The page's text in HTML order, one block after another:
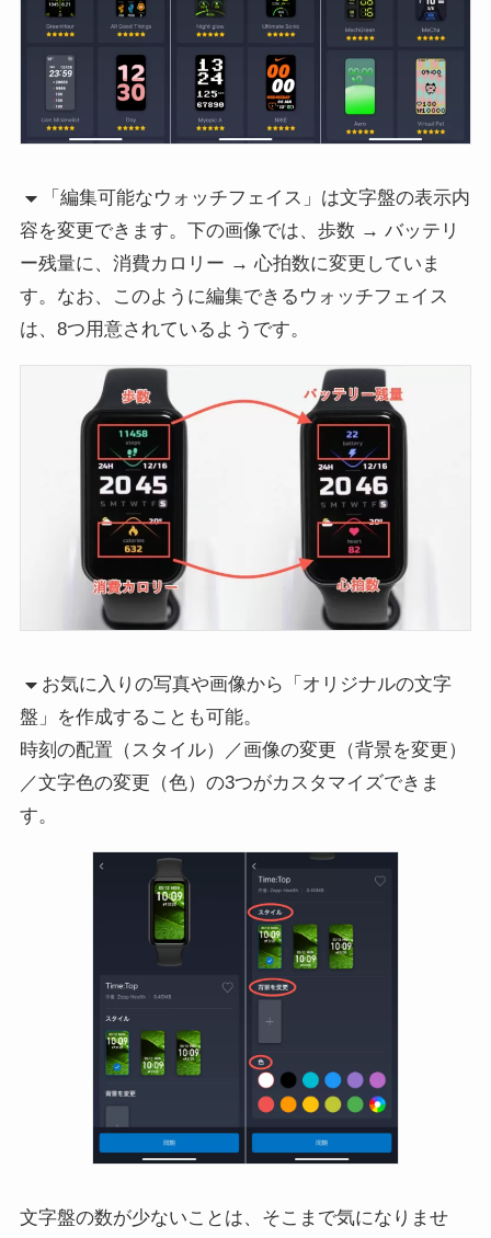
「編集可能なウォッチフェイス」は文字盤の表示内
容を変更できます。下の画像では、歩数 → バッテリ
ー残量に、消費カロリー → 心拍数に変更していま
す。なお、このように編集できるウォッチフェイス
は、8つ用意されているようです。
お気に入りの写真や画像から「オリジナルの文字
盤」を作成することも可能。
時刻の配置（スタイル）／画像の変更（背景を変更）
／文字色の変更（色）の3つがカスタマイズできま
す。
文字盤の数が少ないことは、そこまで気になりませ